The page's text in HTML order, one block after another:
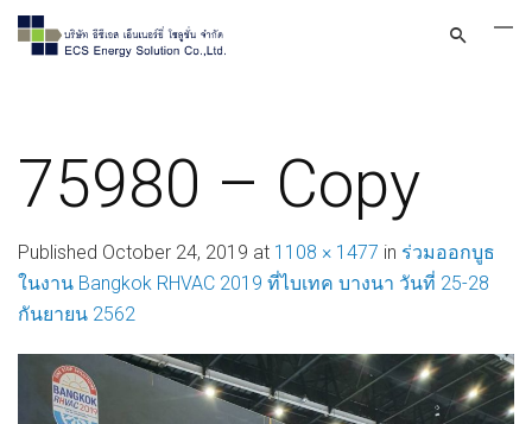
75980 – Copy
Published October 24, 2019 at 1108 × 1477 in ร่วมออกบูธ
ในงาน Bangkok RHVAC 2019 ที่ไบเทค บางนา วันที่ 25-28
กันยายน 2562